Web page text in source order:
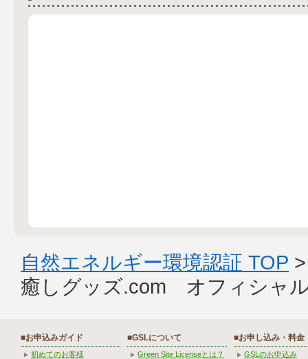
自然エネルギー環境認証 TOP
癒しグッズ.com オフィシャ
■お申込みガイド
初めてのお客様
■GSLについて
Green Site Licenseとは？
■お申し込み・料金
GSLのお申込み